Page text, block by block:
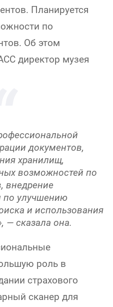
Планируется
по
Об этом
директор музея
документов,
хранилищ,
возможностей по
внедрение
по улучшению
и использования
— сказала она.
роль в
страхового
сканер для